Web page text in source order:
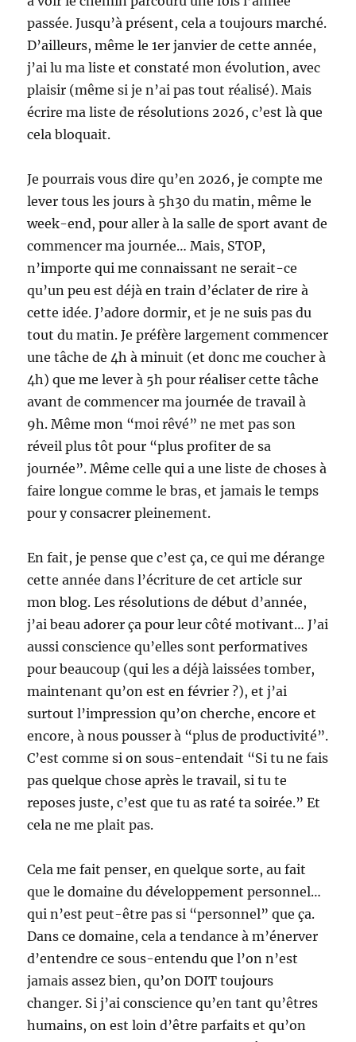
passée. Jusqu’à présent, cela a toujours marché.
D’ailleurs, même le 1er janvier de cette année,
j’ai lu ma liste et constaté mon évolution, avec
plaisir (même si je n’ai pas tout réalisé). Mais
écrire ma liste de résolutions 2026, c’est là que
cela bloquait.
Je pourrais vous dire qu’en 2026, je compte me
lever tous les jours à 5h30 du matin, même le
week-end, pour aller à la salle de sport avant de
commencer ma journée… Mais, STOP,
n’importe qui me connaissant ne serait-ce
qu’un peu est déjà en train d’éclater de rire à
cette idée. J’adore dormir, et je ne suis pas du
tout du matin. Je préfère largement commencer
une tâche de 4h à minuit (et donc me coucher à
4h) que me lever à 5h pour réaliser cette tâche
avant de commencer ma journée de travail à
9h. Même mon “moi rêvé” ne met pas son
réveil plus tôt pour “plus profiter de sa
journée”. Même celle qui a une liste de choses à
faire longue comme le bras, et jamais le temps
pour y consacrer pleinement.
En fait, je pense que c’est ça, ce qui me dérange
cette année dans l’écriture de cet article sur
mon blog. Les résolutions de début d’année,
j’ai beau adorer ça pour leur côté motivant… J’ai
aussi conscience qu’elles sont performatives
pour beaucoup (qui les a déjà laissées tomber,
maintenant qu’on est en février ?), et j’ai
surtout l’impression qu’on cherche, encore et
encore, à nous pousser à “plus de productivité”.
C’est comme si on sous-entendait “Si tu ne fais
pas quelque chose après le travail, si tu te
reposes juste, c’est que tu as raté ta soirée.” Et
cela ne me plait pas.
Cela me fait penser, en quelque sorte, au fait
que le domaine du développement personnel…
qui n’est peut-être pas si “personnel” que ça.
Dans ce domaine, cela a tendance à m’énerver
d’entendre ce sous-entendu que l’on n’est
jamais assez bien, qu’on DOIT toujours
changer. Si j’ai conscience qu’en tant qu’êtres
humains, on est loin d’être parfaits et qu’on